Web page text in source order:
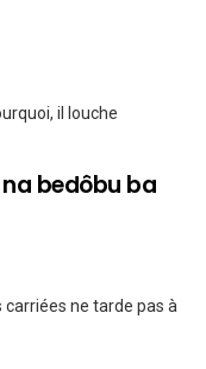
il louche
bedôbu ba
carriées ne tarde pas à